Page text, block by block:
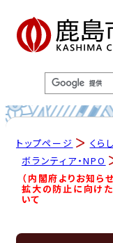
トップページ くら
ボランティア・NPO
（内閣府よりお知ら
拡大の防止に向け
いて